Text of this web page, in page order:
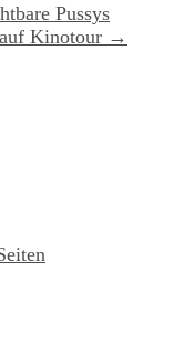
Pussys
auf Kinotour →